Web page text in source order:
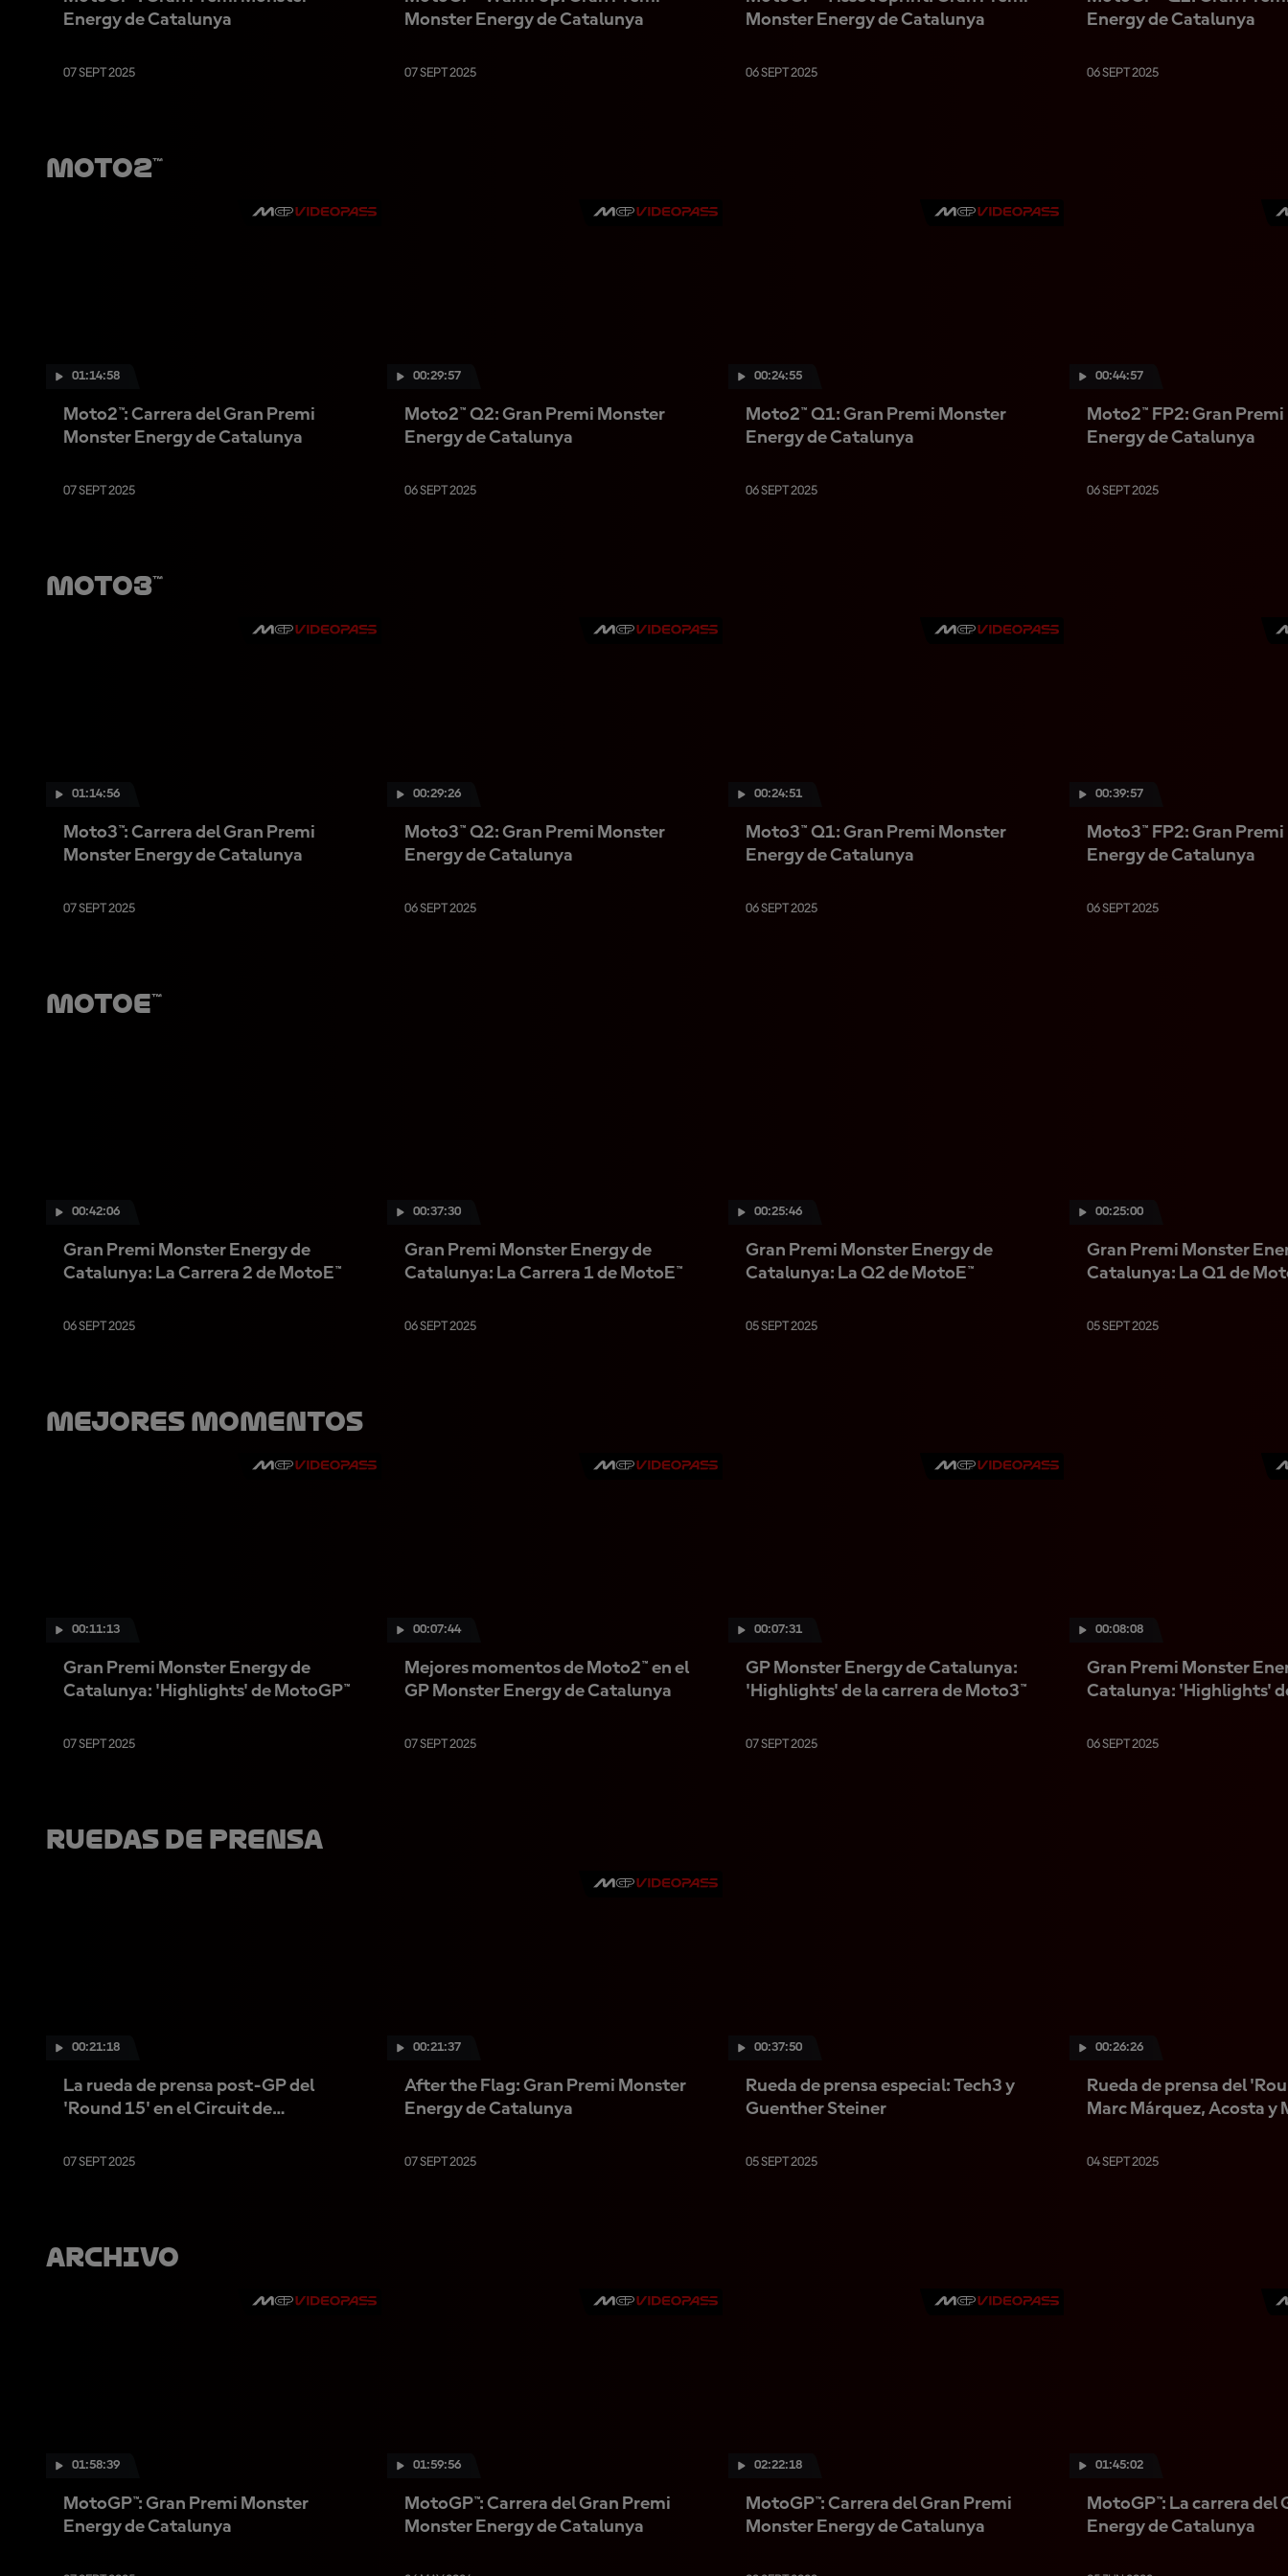
Energy de Catalunya
07 SEPT 2025
Monster Energy de Catalunya
07 SEPT 2025
Monster Energy de Catalunya
06 SEPT 2025
Energy de Catalunya
06 SEPT 2025
Moto2™
01:14:58
Moto2™: Carrera del Gran Premi
Monster Energy de Catalunya
07 SEPT 2025
00:29:57
Moto2™ Q2: Gran Premi Monster
Energy de Catalunya
06 SEPT 2025
00:24:55
Moto2™ Q1: Gran Premi Monster
Energy de Catalunya
06 SEPT 2025
00:44:57
Moto2™ FP2: Gran
Energy de Catalunya
06 SEPT 2025
Moto3™
01:14:56
Moto3™: Carrera del Gran Premi
Monster Energy de Catalunya
07 SEPT 2025
00:29:26
Moto3™ Q2: Gran Premi Monster
Energy de Catalunya
06 SEPT 2025
00:24:51
Moto3™ Q1: Gran Premi Monster
Energy de Catalunya
06 SEPT 2025
00:39:57
Moto3™ FP2: Gran
Energy de Catalunya
06 SEPT 2025
MotoE™
00:42:06
Gran Premi Monster Energy de
Catalunya: La Carrera 2 de MotoE™
06 SEPT 2025
00:37:30
Gran Premi Monster Energy de
Catalunya: La Carrera 1 de MotoE™
06 SEPT 2025
00:25:46
Gran Premi Monster Energy de
Catalunya: La Q2 de MotoE™
05 SEPT 2025
00:25:00
Gran Premi Monster
Catalunya: La Q1 de
05 SEPT 2025
Mejores Momentos
00:11:13
Gran Premi Monster Energy de
Catalunya: 'Highlights' de MotoGP™
07 SEPT 2025
00:07:44
Mejores momentos de Moto2™ en el
GP Monster Energy de Catalunya
07 SEPT 2025
00:07:31
GP Monster Energy de Catalunya:
'Highlights' de la carrera de Moto3™
07 SEPT 2025
00:08:08
Gran Premi Monster
Catalunya: 'Highlights'
06 SEPT 2025
Ruedas De Prensa
00:21:18
La rueda de prensa post-GP del
'Round 15' en el Circuit de
07 SEPT 2025
00:21:37
After the Flag: Gran Premi Monster
Energy de Catalunya
07 SEPT 2025
00:37:50
Rueda de prensa especial: Tech3 y
Guenther Steiner
05 SEPT 2025
00:26:26
Rueda de prensa del
Marc Márquez, Acosta y
04 SEPT 2025
Archivo
01:58:39
MotoGP™: Gran Premi Monster
Energy de Catalunya
01:59:56
MotoGP™: Carrera del Gran Premi
Monster Energy de Catalunya
02:22:18
MotoGP™: Carrera del Gran Premi
Monster Energy de Catalunya
01:45:02
MotoGP™: La carrera del
Energy de Catalunya